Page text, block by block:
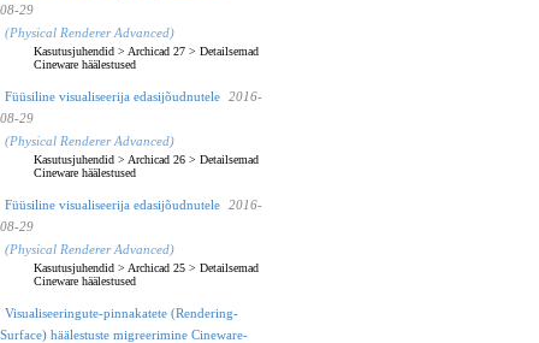
08-29
(Physical Renderer Advanced)
Kasutusjuhendid > Archicad 27 > Detailsemad
Cineware häälestused
Füüsiline visualiseerija edasijõudnutele
2016-
08-29
(Physical Renderer Advanced)
Kasutusjuhendid > Archicad 26 > Detailsemad
Cineware häälestused
Füüsiline visualiseerija edasijõudnutele
2016-
08-29
(Physical Renderer Advanced)
Kasutusjuhendid > Archicad 25 > Detailsemad
Cineware häälestused
Visualiseeringute-pinnakatete (Rendering-
Surface) häälestuste migreerimine Cineware-